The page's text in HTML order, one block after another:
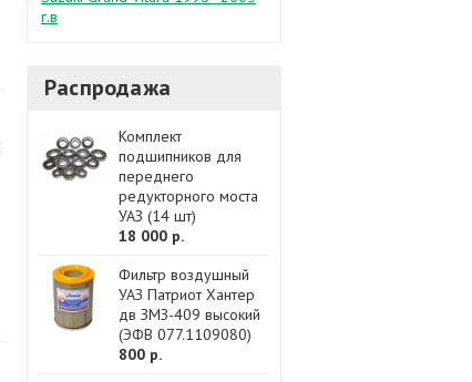
г.в
Распродажа
Комплект
подшипников для
переднего
редукторного моста
УАЗ (14 шт)
18 000 р.
Фильтр воздушный
УАЗ Патриот Хантер
дв ЗМЗ-409 высокий
(ЭФВ 077.1109080)
800 р.